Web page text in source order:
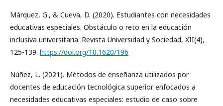
Márquez, G., & Cueva, D. (2020). Estudiantes con necesidades
educativas especiales. Obstáculo o reto en la educación
inclusiva universitaria. Revista Universidad y Sociedad, XII(4),
125-139. https://doi.org/10.1620/196
Núñez, L. (2021). Métodos de enseñanza utilizados por
docentes de educación tecnológica superior enfocados a
necesidades educativas especiales: estudio de caso sobre